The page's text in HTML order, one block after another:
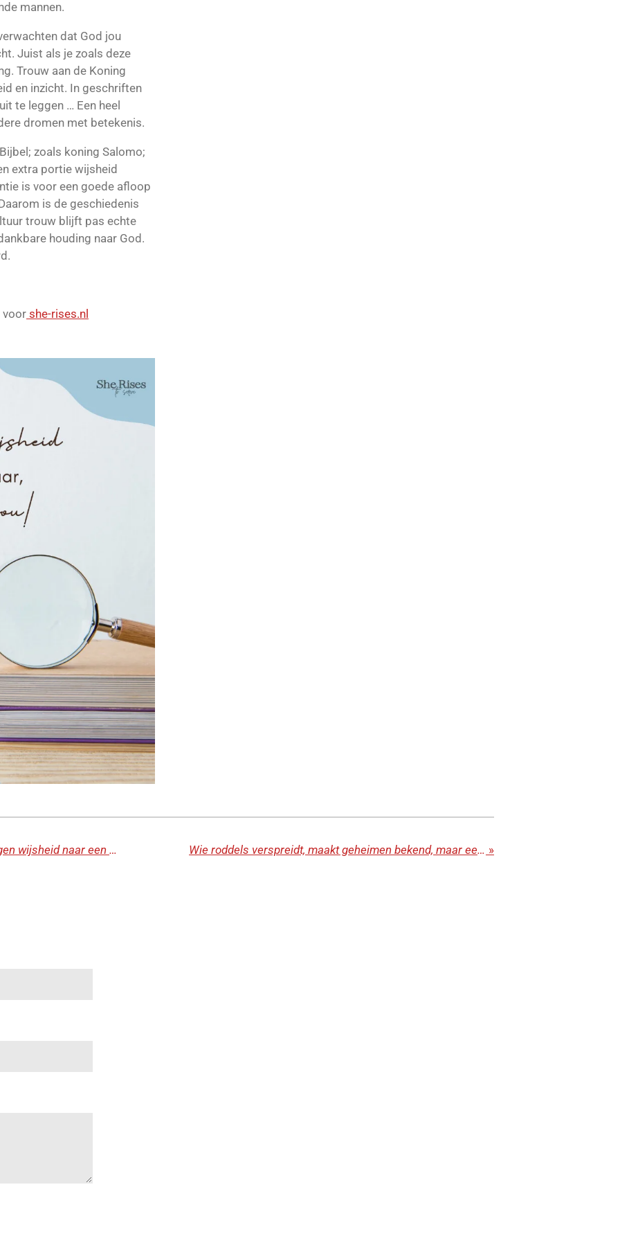
mannen.
dat God jou
Juist als je zoals deze
Trouw aan de Koning
en inzicht. In geschriften
te leggen … Een heel
dromen met betekenis.
zoals koning Salomo;
extra portie wijsheid
is voor een goede afloop
is de geschiedenis
trouw blijft pas echte
houding naar God.
voor she-rises.nl
Laat de wijsheid van Boven mijn eigen wijsheid naar een ander level brengen. Wie roddels verspreidt, maakt geheimen bekend, maar een betrouwbaar mens kan geheimen bewaren. Spreuken 11:13 »